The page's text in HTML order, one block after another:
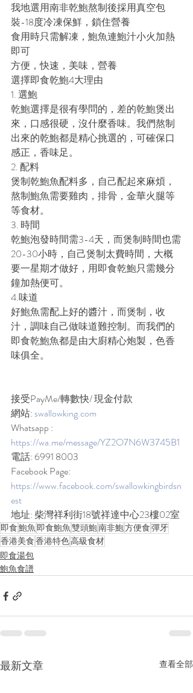
我地選用南非乾鮑熬制後採用真空包
裝-18度冷凍保鮮，鎖住營養
食用時只需解凍，鮑魚連鮑汁小火加熱
即可
方便，快速，美味，營養
選擇即食乾鮑4大理由
1. 選鮑
乾鮑選擇是很有學問的，差的乾鮑煲出
來，口感很硬，沒什麼香味。我們熬制
出來的乾鮑都是精心挑選的，可確保口
感正，香味足。
2. 配料
煲制乾鮑魚配料多，自己配起來麻煩，
熬制鮑魚需要雞肉，排骨，金華火腿等
等食材。
3. 時間
乾鮑泡發時間需3-4天，而煲制時間也需
20-30小時，自己煲制太費時間，大概
要一星期才做好，用即食乾鮑只需幾分
鐘加熱便可。
4.味道
好鮑魚需配上好的醬汁，而煲制，收
汁，調味自己做味道難控制。而我們的
即食乾鮑魚都是由大廚精心炮製，色香
味俱全。
接受PayMe/轉數快/ 現金付款
網站: swallowking.com
Whatsapp :
https://wa.me/message/YZ2O7N6W3745B1
電話: 6991 8003
Facebook Page:
https://www.facebook.com/swallowkingbirdsn
est
地址: 柴灣祥利街18號祥達中心23樓02室
即食鮑魚即食鮑魚雙頭鮑南非鮑方便食彈牙
香港美食香港特色高級食材
即食湯包
鮑魚食譜
最新文章 查看全部